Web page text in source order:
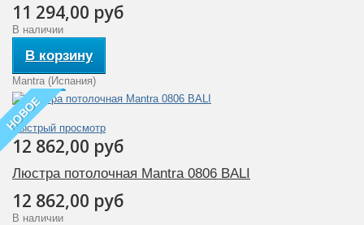
11 294,00 руб
В наличии
В корзину
Mantra (Испания)
Быстрый просмотр
12 862,00 руб
НОВОЕ
Люстра потолочная Mantra 0806 BALI
12 862,00 руб
В наличии